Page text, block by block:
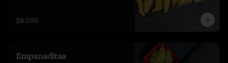
$8.200
Empanaditas